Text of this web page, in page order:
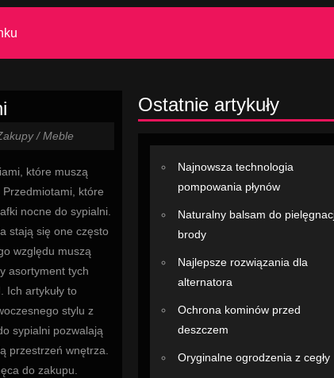
/ Meble
które muszą
które
nocne do sypialni.
stają się one często
względu muszą
asortyment tych
Ich artykuły to
stylu z
sypialni pozwalają
przestrzeń wnętrza.
do zakupu.
Ostatnie artykuły
Najnowsza technologia
pompowania płynów
Naturalny balsam do
brody
Najlepsze rozwiązania dla
alternatora
Ochrona kominów przed
deszczem
Oryginalne ogrodzenia z cegły